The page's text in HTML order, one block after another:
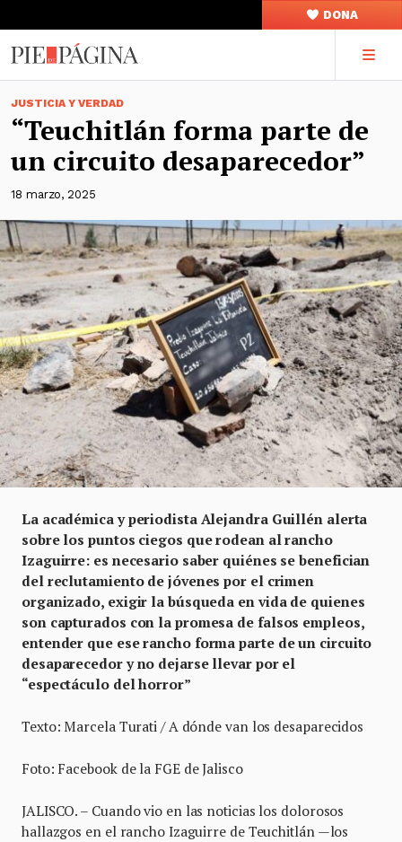
DONA
JUSTICIA Y VERDAD
“Teuchitlán forma parte de
un circuito desaparecedor”
18 marzo, 2025
La académica y periodista Alejandra Guillén alerta
sobre los puntos ciegos que rodean al rancho
Izaguirre: es necesario saber quiénes se benefician
del reclutamiento de jóvenes por el crimen
organizado, exigir la búsqueda en vida de quienes
son capturados con la promesa de falsos empleos,
entender que ese rancho forma parte de un circuito
desaparecedor y no dejarse llevar por el
“espectáculo del horror”
Texto: Marcela Turati / A dónde van los desaparecidos
Foto: Facebook de la FGE de Jalisco
JALISCO. – Cuando vio en las noticias los dolorosos
hallazgos en el rancho Izaguirre de Teuchitlán —los